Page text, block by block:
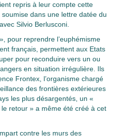
repris à leur compte cette
soumise dans une lettre datée du
Silvio Berlusconi.
pour reprendre l’euphémisme
français, permettent aux Etats
pour reconduire vers un ou
en situation irrégulière. Ils
Frontex, l’organisme chargé
des frontières extérieures
les plus désargentés, un «
retour » a même été créé à cet
contre les murs des